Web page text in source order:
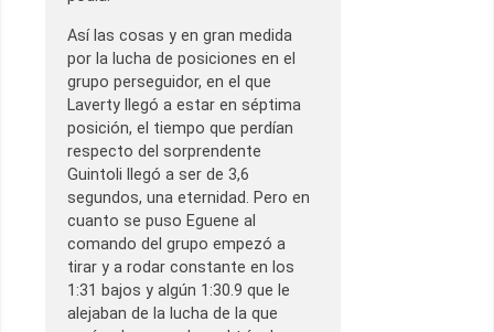
Así las cosas y en gran medida
por la lucha de posiciones en el
grupo perseguidor, en el que
Laverty llegó a estar en séptima
posición, el tiempo que perdían
respecto del sorprendente
Guintoli llegó a ser de 3,6
segundos, una eternidad. Pero en
cuanto se puso Eguene al
comando del grupo empezó a
tirar y a rodar constante en los
1:31 bajos y algún 1:30.9 que le
alejaban de la lucha de la que